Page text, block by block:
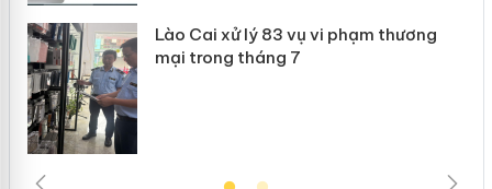
Lào Cai xử lý 83 vụ vi phạm thương
mại trong tháng 7